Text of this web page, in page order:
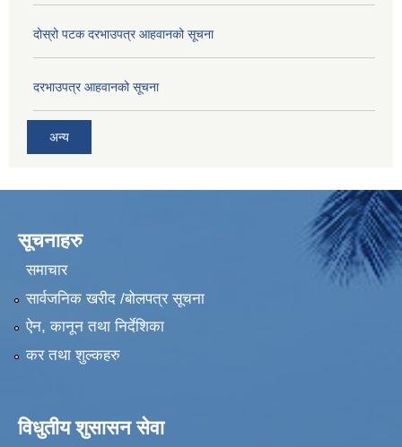
दोस्रो पटक दरभाउपत्र आहवानको सूचना
दरभाउपत्र आहवानको सूचना
अन्य
सूचनाहरु
समाचार
सार्वजनिक खरीद /बोलपत्र सूचना
ऐन, कानून तथा निर्देशिका
कर तथा शुल्कहरु
विधुतीय शुसासन सेवा